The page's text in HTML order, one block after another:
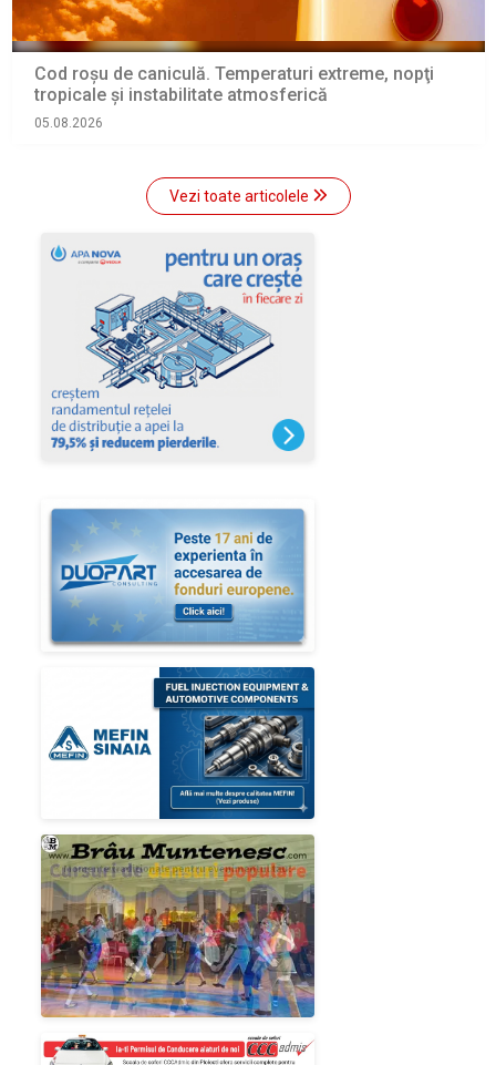
Cod roșu de caniculă. Temperaturi extreme, nopţi
tropicale şi instabilitate atmosferică
05.08.2026
Vezi toate articolele